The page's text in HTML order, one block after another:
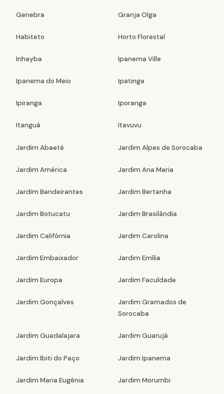
Genebra Granja Olga
Habiteto Horto Florestal
Inhayba Ipanema Ville
Ipanema do Meio Ipatinga
Ipiranga Iporanga
Itanguá Itavuvu
Jardim Abaeté Jardim Alpes de Sorocaba
Jardim América Jardim Ana Maria
Jardim Bandeirantes Jardim Bertanha
Jardim Botucatu Jardim Brasilândia
Jardim Califórnia Jardim Carolina
Jardim Embaixador Jardim Emília
Jardim Europa Jardim Faculdade
Jardim Gonçalves
Jardim Gramados de
Sorocaba
Jardim Guadalajara Jardim Guarujá
Jardim Ibiti do Paço Jardim Ipanema
Jardim Maria Eugênia Jardim Morumbi